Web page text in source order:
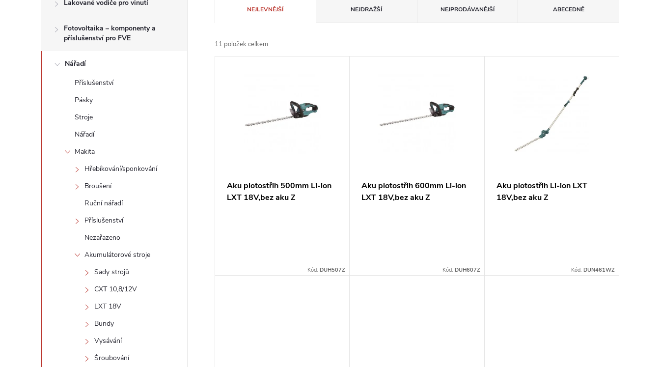
l
Lakované vodiče pro vinutí
Fotovoltaika – komponenty a
příslušenství pro FVE
Nářadí
Příslušenství
Pásky
Stroje
Nářadí
Makita
Hřebíkování/sponkování
Broušení
Ruční nářadí
Příslušenství
Nezařazeno
Akumulátorové stroje
Sady strojů
CXT 10,8/12V
LXT 18V
Bundy
Vysávání
Šroubování
a
z
k
NEJLEVNĚJŠÍ NEJDRAŽŠÍ NEJPRODÁVANĚJŠÍ ABECEDNĚ
11 položek celkem
Aku plotostřih 500mm Li-ion
LXT 18V,bez aku Z
Kód:DUH507Z
Aku plotostřih 600mm Li-ion
LXT 18V,bez aku Z
Kód: DUH607Z
Aku plotostřih Li-ion LXT
18V,bez aku Z
Kód: DUN461WZ